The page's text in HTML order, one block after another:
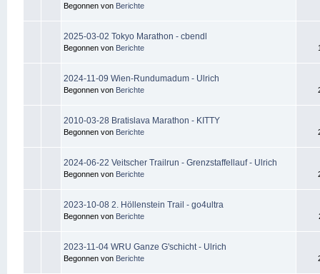
Begonnen von Berichte
2025-03-02 Tokyo Marathon - cbendl
Begonnen von Berichte
2024-11-09 Wien-Rundumadum - Ulrich
Begonnen von Berichte
2010-03-28 Bratislava Marathon - KITTY
Begonnen von Berichte
2024-06-22 Veitscher Trailrun - Grenzstaffellauf - Ulrich
Begonnen von Berichte
2023-10-08 2. Höllenstein Trail - go4ultra
Begonnen von Berichte
2023-11-04 WRU Ganze G'schicht - Ulrich
Begonnen von Berichte